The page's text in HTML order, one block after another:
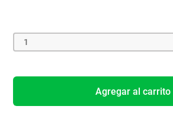
1
Agregar al carrito